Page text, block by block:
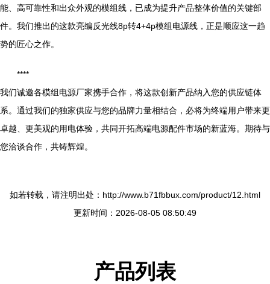
能、高可靠性和出众外观的模组线，已成为提升产品整体价值的关键部
件。我们推出的这款亮编反光线8p转4+4p模组电源线，正是顺应这一趋
势的匠心之作。
****
我们诚邀各模组电源厂家携手合作，将这款创新产品纳入您的供应链体
系。通过我们的独家供应与您的品牌力量相结合，必将为终端用户带来更
卓越、更美观的用电体验，共同开拓高端电源配件市场的新蓝海。期待与
您洽谈合作，共铸辉煌。
如若转载，请注明出处：http://www.b71fbbux.com/product/12.html
更新时间：2026-08-05 08:50:49
产品列表